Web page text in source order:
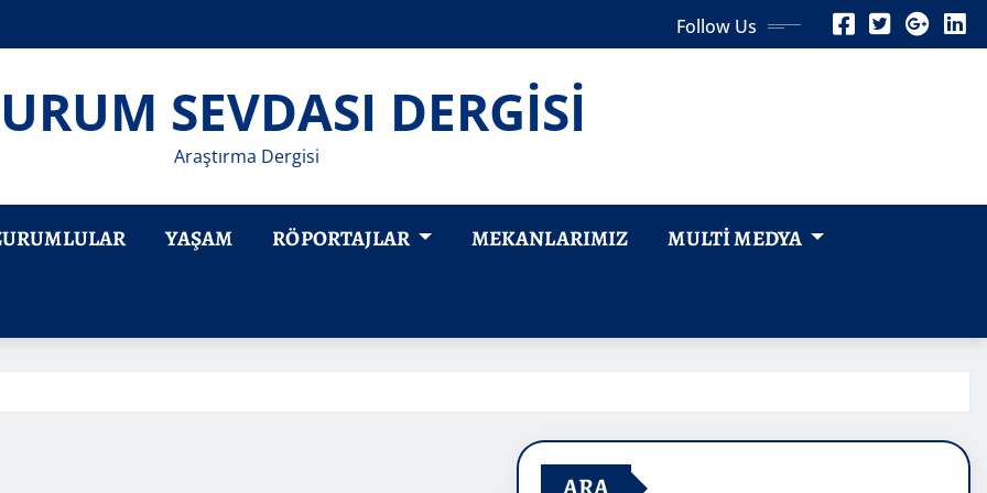
Follow Us
SEVDASI DERGİSİ
Araştırma Dergisi
YAŞAM RÖPORTAJLAR MEKANLARIMIZ MULTI MEDYA